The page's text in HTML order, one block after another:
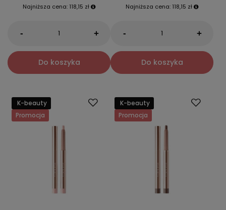
Najniższa cena: 118,15 zł
- +
Do koszyka
Najniższa cena: 118,15 zł
- +
Do koszyka
K-beauty
Promocja
K-beauty
Promocja